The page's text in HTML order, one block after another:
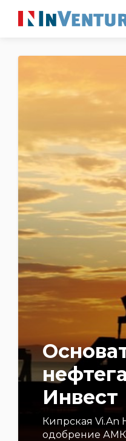
Инвест
Кипрская Vi.An
одобрение